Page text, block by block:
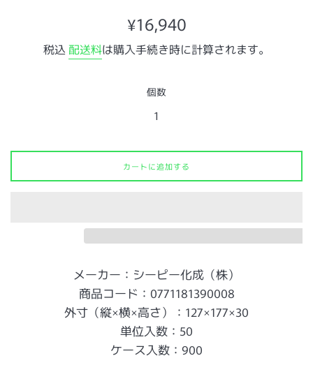
通
価
¥16,940
税込 配送料は購入手続き時に計算されます。
個数
カートに追加する
メーカー：シーピー化成（株）
商品コード：0771181390008
外寸（縦×横×高さ）：127×177×30
単位入数：50
ケース入数：900